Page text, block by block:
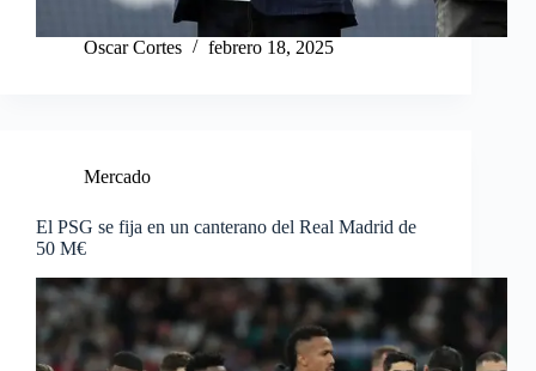
Oscar Cortes febrero 18, 2025
Mercado
El PSG se fija en un canterano del Real Madrid de
50 M€